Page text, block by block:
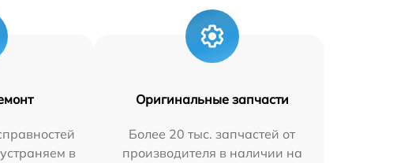
в
Оригинальные запчасти
Более 20 тыс. запчастей от
производителя в наличии на